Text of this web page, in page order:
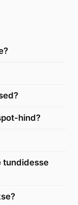
hind?
tundidesse